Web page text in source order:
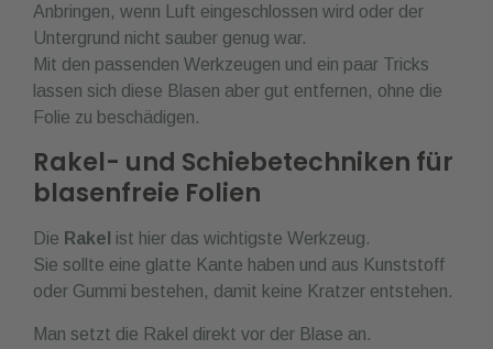
Anbringen, wenn Luft eingeschlossen wird oder der
Untergrund nicht sauber genug war.
Mit den passenden Werkzeugen und ein paar Tricks
lassen sich diese Blasen aber gut entfernen, ohne die
Folie zu beschädigen.
Rakel- und Schiebetechniken für
blasenfreie Folien
Die Rakel ist hier das wichtigste Werkzeug.
Sie sollte eine glatte Kante haben und aus Kunststoff
oder Gummi bestehen, damit keine Kratzer entstehen.
Man setzt die Rakel direkt vor der Blase an.